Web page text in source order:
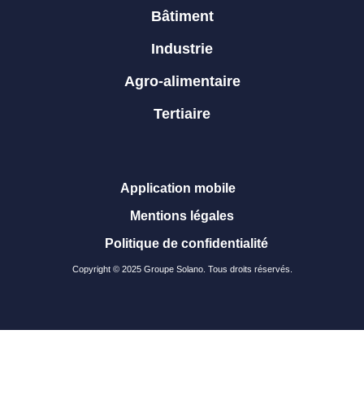
Bâtiment
Industrie
Agro-alimentaire
Tertiaire
Copyright © 2025 Groupe Solano. Tous droits réservés.
Application mobile
Mentions légales
Politique de confidentialité